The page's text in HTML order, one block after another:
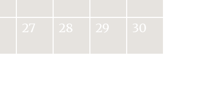
27 28 29 30